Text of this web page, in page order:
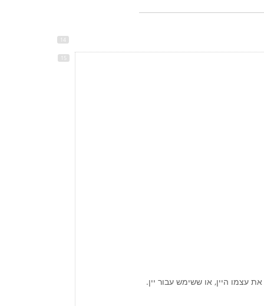
עצמו היין, או ששימש עבור יין.